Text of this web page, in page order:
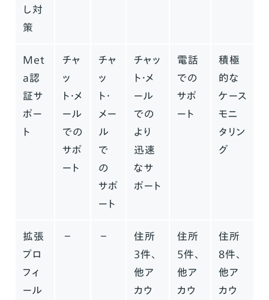
し対
策
Met
a認
証サ
ポー
ト
チャ
ッ
ト・メ
ール
での
サポ
ート
チャ
ッ
ト・
メー
ル
で
の
サポ
ート
チャッ
ト・メ
ール
での
より
迅速
なサ
ポート
電話
での
サポ
ート
積極
的な
ケース
モニ
タリン
グ
拡張
プロ
フィ
ール
− −
住所
3件、
他ア
カウ
住所
5件、
他ア
カウ
住所
8件、
他ア
カウ